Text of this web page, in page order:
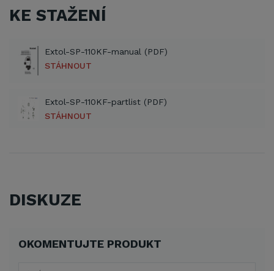
KE STAŽENÍ
Extol-SP-110KF-manual (PDF)
STÁHNOUT
Extol-SP-110KF-partlist (PDF)
STÁHNOUT
DISKUZE
OKOMENTUJTE PRODUKT